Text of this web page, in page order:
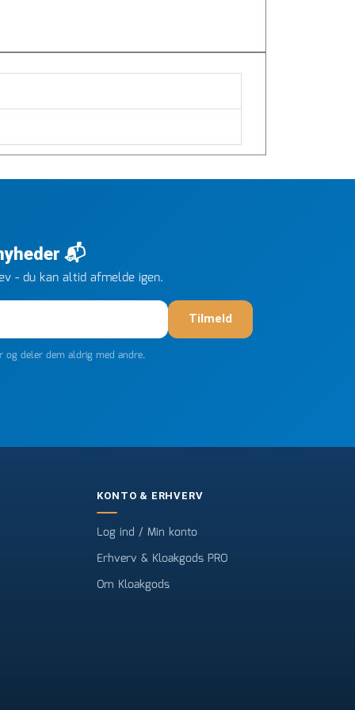
📬
- du kan altid afmelde igen.
Tilmeld
og deler dem aldrig med andre.
KONTO & ERHVERV
Log ind / Min konto
Erhverv & Kloakgods PRO
Om Kloakgods